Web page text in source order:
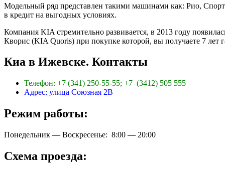
Модельный ряд представлен такими машинами как: Рио,
в кредит на выгодных условиях.
Компания KIA стремительно развивается, в 2013 году
Кворис (KIA Quoris) при покупке которой, вы получаете 7 лет
Киа в Ижевске. Контакты
Телефон: +7 (341) 250-55-55; +7 (3412) 505 555
Адрес: улица Союзная 2В
Режим работы:
Понедельник — Воскресенье: 8:00 — 20:00
Схема проезда: